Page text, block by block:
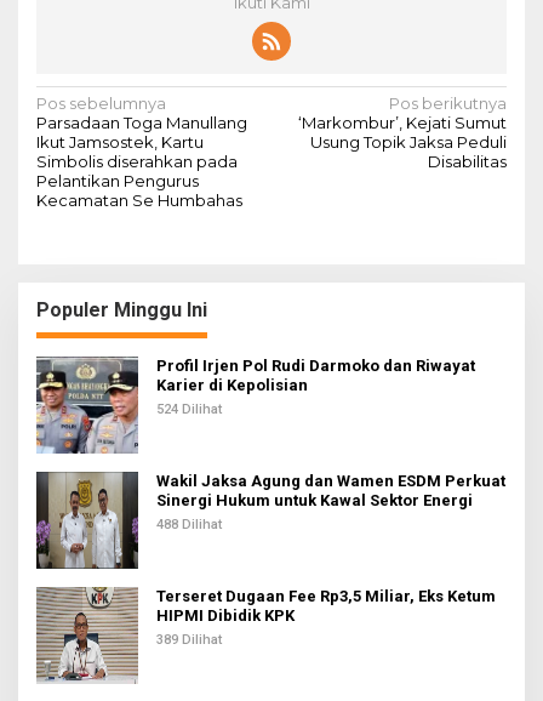
N
a
v
i
s
i
p
o
s
Pos sebelumnya
Parsadaan Toga Manullang
Ikut Jamsostek, Kartu
Simbolis diserahkan pada
Pelantikan Pengurus
Kecamatan Se Humbahas
Pos berikutnya
‘Markombur’, Kejati Sumut
Usung Topik Jaksa Peduli
Disabilitas
Populer Minggu Ini
Profil Irjen Pol Rudi Darmoko dan Riwayat
Karier di Kepolisian
524 Dilihat
Wakil Jaksa Agung dan Wamen ESDM Perkuat
Sinergi Hukum untuk Kawal Sektor Energi
488 Dilihat
Terseret Dugaan Fee Rp3,5 Miliar, Eks Ketum
HIPMI Dibidik KPK
389 Dilihat